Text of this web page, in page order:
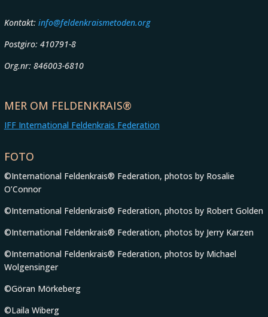
Kontakt:info@feldenkraismetoden.org
Postgiro: 410791-8
Org.nr: 846003-6810
MER OM FELDENKRAIS®
IFF International Feldenkrais Federation
FOTO
©International Feldenkrais® Federation, photos by Rosalie
O’Connor
©International Feldenkrais® Federation, photos by Robert Golden
©International Feldenkrais® Federation, photos by Jerry Karzen
©International Feldenkrais® Federation, photos by Michael
Wolgensinger
©Göran Mörkeberg
©Laila Wiberg